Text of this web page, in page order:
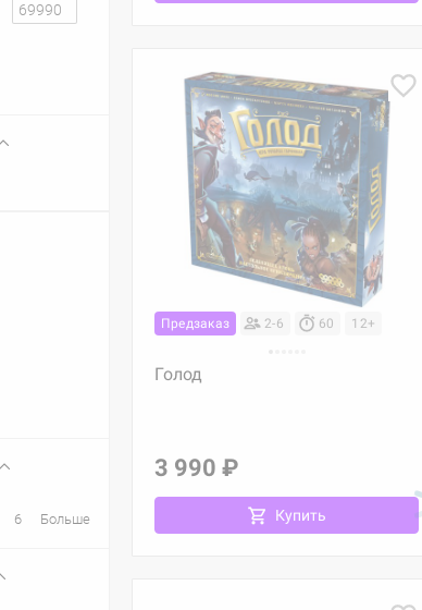
6 Больше
Предзаказ 2-6 60 12+
Голод
3 990 ₽
Купить